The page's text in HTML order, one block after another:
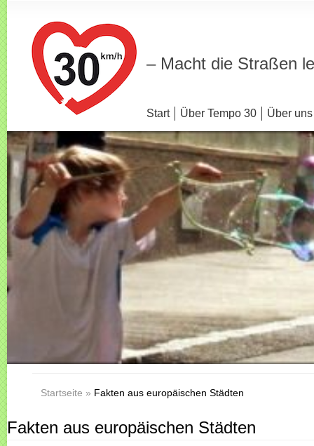
– Macht die Straßen
Start Über Tempo 30 Über uns
Startseite » Fakten aus europäischen Städten
Fakten aus europäischen Städten